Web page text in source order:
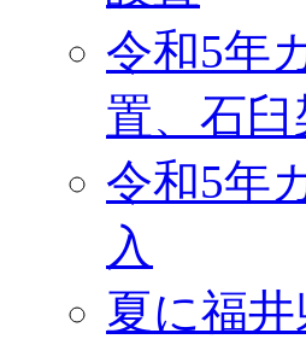
令和5年
置、石
令和5年
入
夏に福